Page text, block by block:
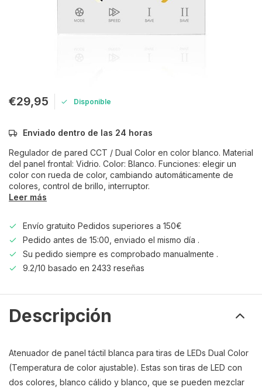
€29,95 Disponible
Enviado dentro de las 24 horas
Regulador de pared CCT / Dual Color en color blanco. Material
del panel frontal: Vidrio. Color: Blanco. Funciones: elegir un
color con rueda de color, cambiando automáticamente de
colores, control de brillo, interruptor.
Leer más
Envío gratuito Pedidos superiores a 150€
Pedido antes de 15:00, enviado el mismo día .
Su pedido siempre es comprobado manualmente .
9.2/10 basado en 2433 reseñas
Descripción
Atenuador de panel táctil blanca para tiras de LEDs Dual Color
(Temperatura de color ajustable). Estas son tiras de LED con
dos colores, blanco cálido y blanco, que se pueden mezclar